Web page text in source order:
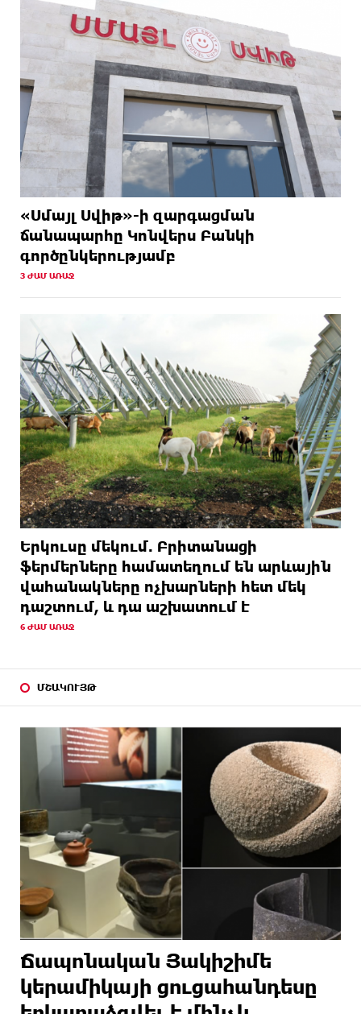
«Սմայլ Սվիթ»-ի զարգացման
ճանապարհը Կոնվերս Բանկի
գործընկերությամբ
3 ԺԱՄ ԱՌԱՋ
Երկուսը մեկում. Բրիտանացի
ֆերմերները համատեղում են արևային
վահանակները ոչխարների հետ մեկ
դաշտում, և դա աշխատում է
6 ԺԱՄ ԱՌԱՋ
ՄՇԱԿՈՒՅԹ
Ճապոնական Յակիշիմե
կերամիկայի ցուցահանդեսը